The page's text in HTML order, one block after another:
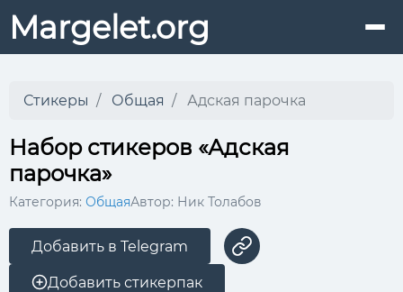
Margelet.org
Стикеры Общая Адская парочка
Набор стикеров «Адская
парочка»
Категория: ОбщаяАвтор: Ник Толабов
Добавить в Telegram
Добавить стикерпак